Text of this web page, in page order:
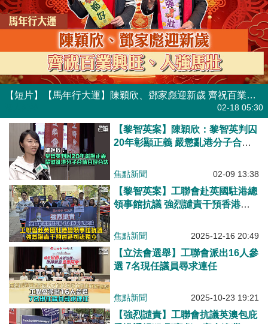
【短片】【馬年行大運】陳穎欣、鄧家彪迎新歲 齊祝百業興旺、人強馬壯
02-18 05:30
【黎智英案】陳穎欣：黎智英判囚
20年彰顯正義 嚴懲亂港分子合情
焦點新聞 02-09 13:38
【黎智英案】工聯會赴英國駐港總
領事館抗議 強烈譴責干預香港司
焦點新聞 2025-12-16 20:49
【立法會選舉】工聯會派出16人參
選 7名現任議員尋求連任
焦點新聞 2025-10-23 19:21
【強烈譴責】工聯會抗議英澳包庇